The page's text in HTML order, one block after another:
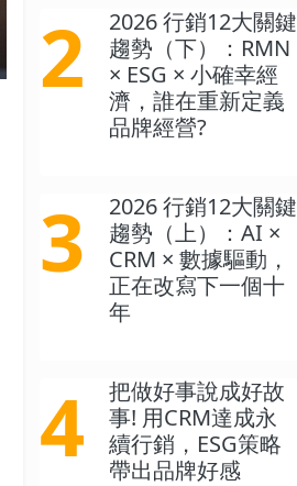
2
2026 行銷12大關鍵
趨勢（下）：RMN
× ESG × 小確幸經
濟，誰在重新定義
品牌經營?
3
2026 行銷12大關鍵
趨勢（上）：AI ×
CRM × 數據驅動，
正在改寫下一個十
年
4
把做好事說成好故
事! 用CRM達成永
續行銷，ESG策略
帶出品牌好感